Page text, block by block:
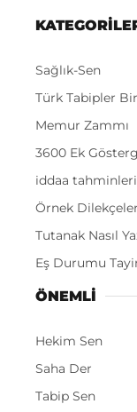
Sağlık-Sen
Türk Tabipler
Memur Zammı
3600 Ek
iddaa tahminleri
Örnek Dilekçeler
Tutanak Nasıl
Eş Durumu
ÖNEMLI
Hekim Sen
Saha Der
Tabip Sen